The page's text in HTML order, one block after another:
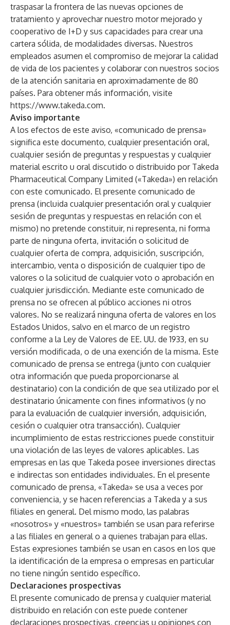
traspasar la frontera de las nuevas opciones de
tratamiento y aprovechar nuestro motor mejorado y
cooperativo de I+D y sus capacidades para crear una
cartera sólida, de modalidades diversas. Nuestros
empleados asumen el compromiso de mejorar la calidad
de vida de los pacientes y colaborar con nuestros socios
de la atención sanitaria en aproximadamente de 80
países. Para obtener más información, visite
https://www.takeda.com.
Aviso importante
A los efectos de este aviso, «comunicado de prensa»
significa este documento, cualquier presentación oral,
cualquier sesión de preguntas y respuestas y cualquier
material escrito u oral discutido o distribuido por Takeda
Pharmaceutical Company Limited («Takeda») en relación
con este comunicado. El presente comunicado de
prensa (incluida cualquier presentación oral y cualquier
sesión de preguntas y respuestas en relación con el
mismo) no pretende constituir, ni representa, ni forma
parte de ninguna oferta, invitación o solicitud de
cualquier oferta de compra, adquisición, suscripción,
intercambio, venta o disposición de cualquier tipo de
valores o la solicitud de cualquier voto o aprobación en
cualquier jurisdicción. Mediante este comunicado de
prensa no se ofrecen al público acciones ni otros
valores. No se realizará ninguna oferta de valores en los
Estados Unidos, salvo en el marco de un registro
conforme a la Ley de Valores de EE. UU. de 1933, en su
versión modificada, o de una exención de la misma. Este
comunicado de prensa se entrega (junto con cualquier
otra información que pueda proporcionarse al
destinatario) con la condición de que sea utilizado por el
destinatario únicamente con fines informativos (y no
para la evaluación de cualquier inversión, adquisición,
cesión o cualquier otra transacción). Cualquier
incumplimiento de estas restricciones puede constituir
una violación de las leyes de valores aplicables. Las
empresas en las que Takeda posee inversiones directas
e indirectas son entidades individuales. En el presente
comunicado de prensa, «Takeda» se usa a veces por
conveniencia, y se hacen referencias a Takeda y a sus
filiales en general. Del mismo modo, las palabras
«nosotros» y «nuestros» también se usan para referirse
a las filiales en general o a quienes trabajan para ellas.
Estas expresiones también se usan en casos en los que
la identificación de la empresa o empresas en particular
no tiene ningún sentido específico.
Declaraciones prospectivas
El presente comunicado de prensa y cualquier material
distribuido en relación con este puede contener
declaraciones prospectivas, creencias u opiniones con